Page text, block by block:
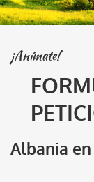
¡Anímate!
Albania en